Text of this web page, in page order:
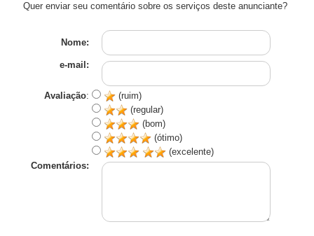
Quer enviar seu comentário sobre os serviços deste anunciante?
Nome:
e-mail:
Avaliação:
(ruim)
(regular)
(bom)
(ótimo)
(excelente)
Comentários: